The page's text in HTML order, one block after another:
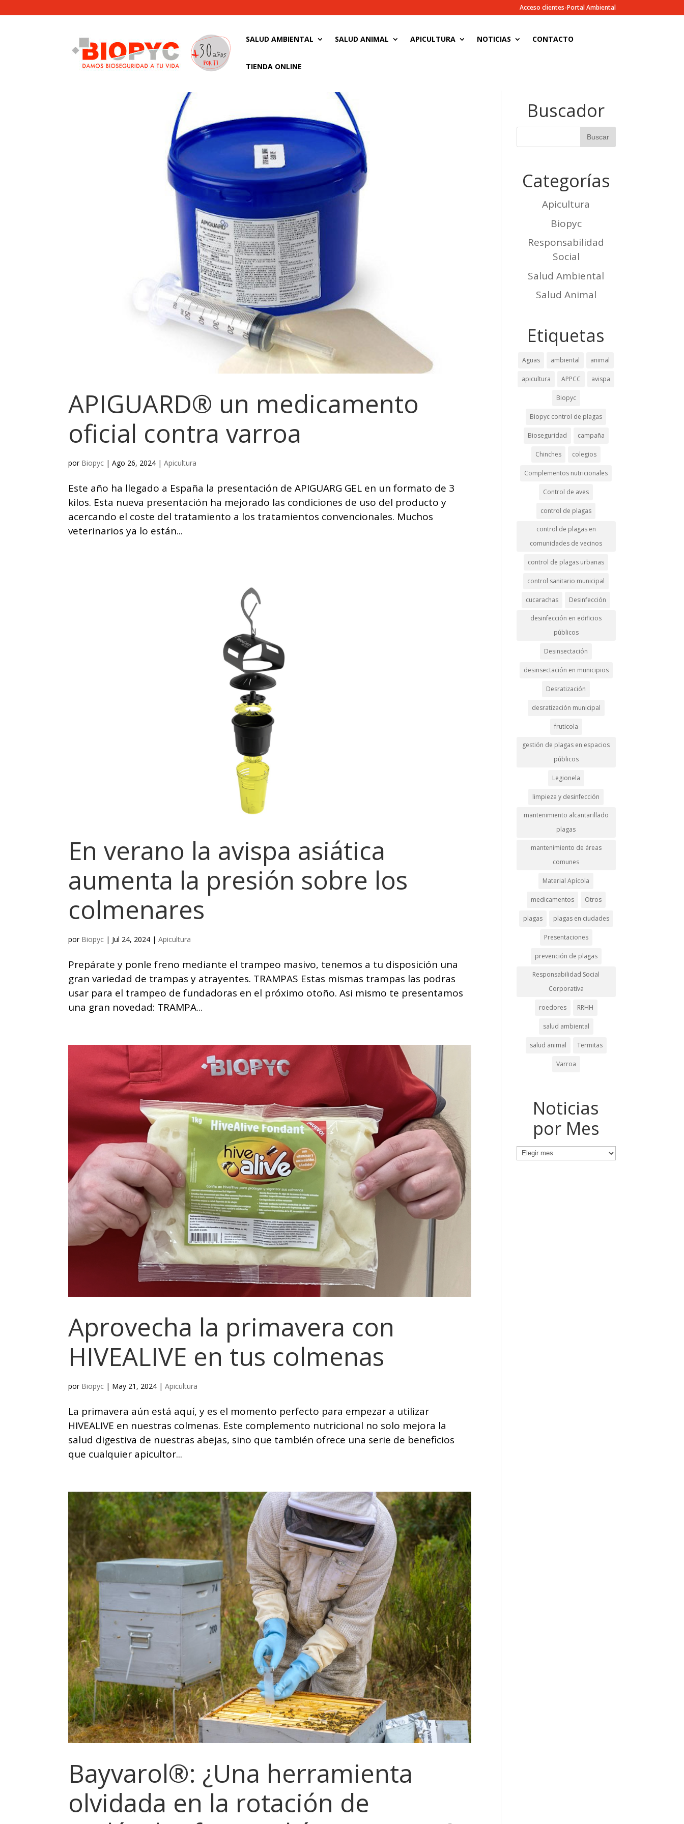
Acceso clientes-Portal Ambiental
SALUD AMBIENTAL SALUD ANIMAL APICULTURA NOTICIAS CONTACTO
TIENDA ONLINE
APIGUARD® un medicamento
oficial contra varroa
por Biopyc |Ago 26, 2024 |Apicultura
Este año ha llegado a España la presentación de APIGUARG GEL en un formato de 3
kilos. Esta nueva presentación ha mejorado las condiciones de uso del producto y
acercando el coste del tratamiento a los tratamientos convencionales. Muchos
veterinarios ya lo están...
En verano la avispa asiática
aumenta la presión sobre los
colmenares
por Biopyc | Jul 24, 2024 |Apicultura
Prepárate y ponle freno mediante el trampeo masivo, tenemos a tu disposición una
gran variedad de trampas y atrayentes. TRAMPAS Estas mismas trampas las podras
usar para el trampeo de fundadoras en el próximo otoño. Asi mismo te presentamos
una gran novedad: TRAMPA...
Aprovecha la primavera con
HIVEALIVE en tus colmenas
por Biopyc | May 21, 2024 |Apicultura
La primavera aún está aquí, y es el momento perfecto para empezar a utilizar
HIVEALIVE en nuestras colmenas. Este complemento nutricional no solo mejora la
salud digestiva de nuestras abejas, sino que también ofrece una serie de beneficios
que cualquier apicultor...
Bayvarol®: ¿Una herramienta
olvidada en la rotación de
Buscador
Categorías
Apicultura
Biopyc
Responsabilidad
Social
Salud Ambiental
Salud Animal
Etiquetas
Aguas ambiental animal
apicultura APPCC avispa
Biopyc
Biopyc control de plagas
Bioseguridad campaña
Chinches colegios
Complementos nutricionales
Control de aves
control de plagas
control de plagas en
comunidades de vecinos
control de plagas urbanas
control sanitario municipal
cucarachas Desinfección
desinfección en edificios
públicos
Desinsectación
desinsectación en municipios
Desratización
desratización municipal
fruticola
gestión de plagas en espacios
públicos
Legionela
limpieza y desinfección
mantenimiento alcantarillado
plagas
mantenimiento de áreas
comunes
Material Apícola
medicamentos Otros
plagas plagas en ciudades
Presentaciones
prevención de plagas
Responsabilidad Social
Corporativa
roedores RRHH
salud ambiental
salud animal Termitas
Varroa
Noticias
por Mes
Noticias